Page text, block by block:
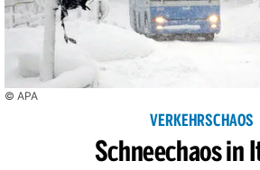
© APA
VERKEHRSCHAOS
Schneechaos in